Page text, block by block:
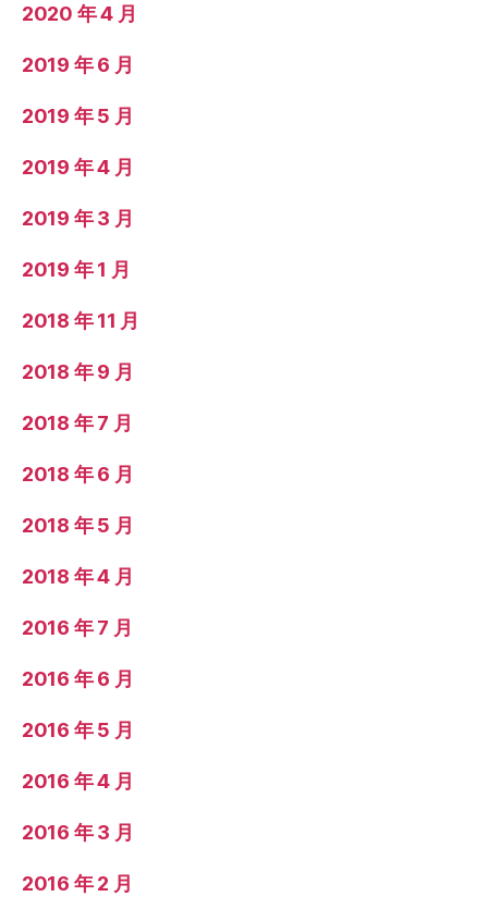
2020 年 4 月
2019 年 6 月
2019 年 5 月
2019 年 4 月
2019 年 3 月
2019 年 1 月
2018 年 11 月
2018 年 9 月
2018 年 7 月
2018 年 6 月
2018 年 5 月
2018 年 4 月
2016 年 7 月
2016 年 6 月
2016 年 5 月
2016 年 4 月
2016 年 3 月
2016 年 2 月